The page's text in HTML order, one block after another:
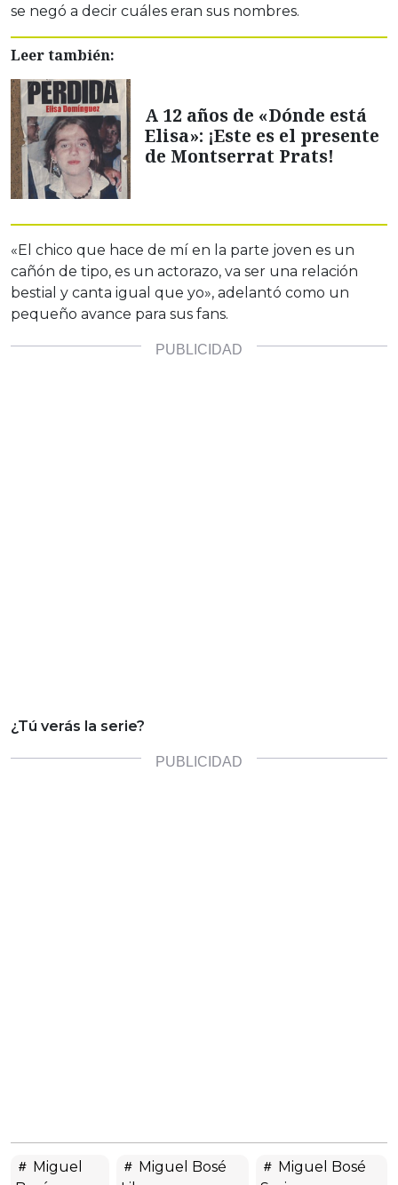
se negó a decir cuáles eran sus nombres.
Leer también:
A 12 años de «Dónde está
Elisa»: ¡Este es el presente
de Montserrat Prats!
«El chico que hace de mí en la parte joven es un
cañón de tipo, es un actorazo, va ser una relación
bestial y canta igual que yo», adelantó como un
pequeño avance para sus fans.
¿Tú verás la serie?
Miguel
Miguel Bosé
Miguel Bosé